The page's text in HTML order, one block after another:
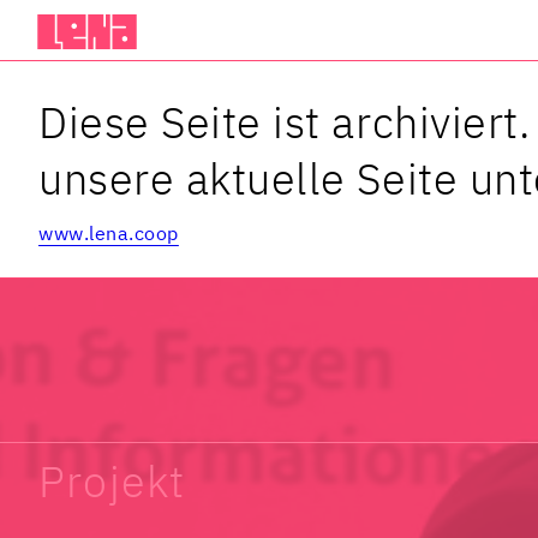
LeNa
Projekt
Diese Seite ist
unsere aktuelle Seite
www.lena.coop